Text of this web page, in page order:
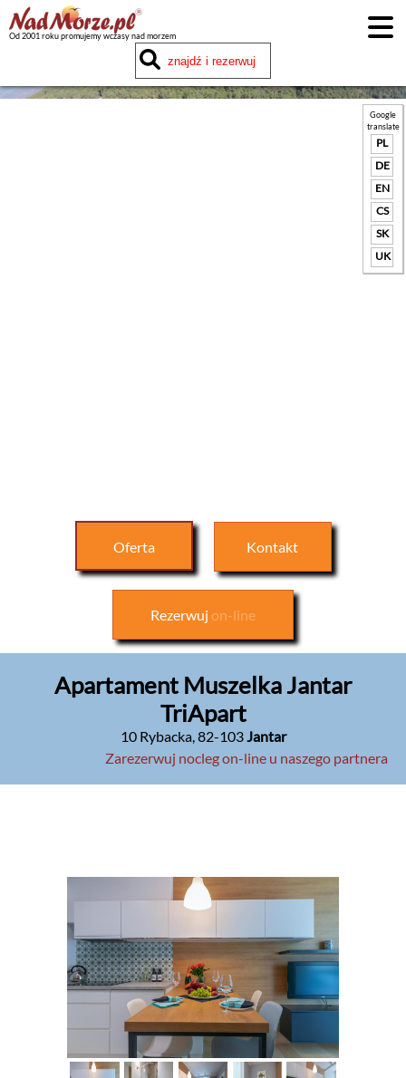
Od 2001 roku promujemy wczasy nad morzem
Google
translate
PL
DE
EN
CS
SK
UK
Oferta Kontakt
Rezerwuj on-line
Apartament Muszelka Jantar
TriApart
10 Rybacka,82-103Jantar
Zarezerwuj nocleg on-line u naszego partnera